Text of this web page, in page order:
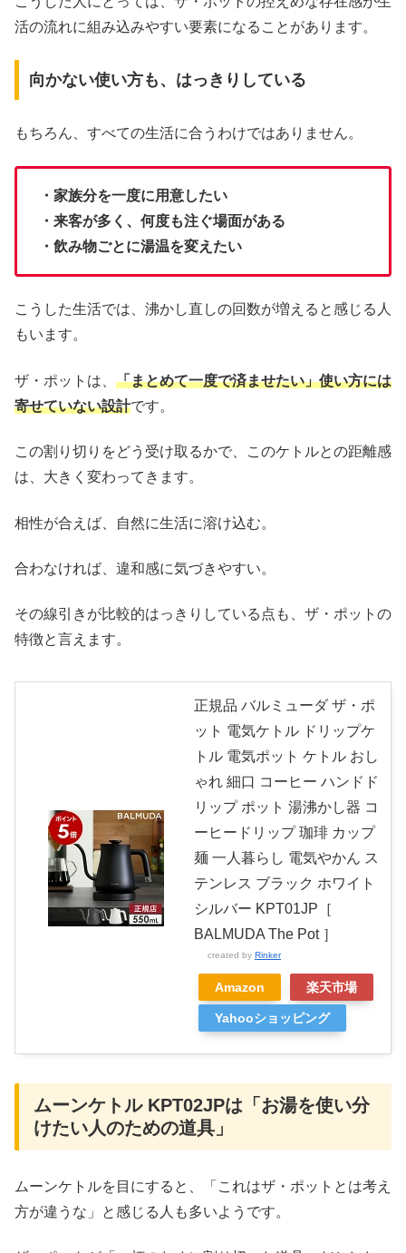
活の流れに組み込みやすい要素になることがあります。
向かない使い方も、はっきりしている
もちろん、すべての生活に合うわけではありません。
・家族分を一度に用意したい
・来客が多く、何度も注ぐ場面がある
・飲み物ごとに湯温を変えたい
こうした生活では、沸かし直しの回数が増えると感じる人
もいます。
ザ・ポットは、 「まとめて一度で済ませたい」使い方には
寄せていない設計です。
この割り切りをどう受け取るかで、このケトルとの距離感
は、大きく変わってきます。
相性が合えば、自然に生活に溶け込む。
合わなければ、違和感に気づきやすい。
その線引きが比較的はっきりしている点も、ザ・ポットの
特徴と言えます。
正規品 バルミューダ ザ・ポ
ット 電気ケトル ドリップケ
トル 電気ポット ケトル おし
ゃれ 細口 コーヒー ハンドド
リップ ポット 湯沸かし器 コ
ーヒードリップ 珈琲 カップ
麺 一人暮らし 電気やかん ス
テンレス ブラック ホワイト
シルバー KPT01JP［
BALMUDA The Pot ］
created by Rinker
Amazon 楽天市場
Yahooショッピング
ムーンケトル KPT02JPは「お湯を使い分
けたい人のための道具」
ムーンケトルを目にすると、「これはザ・ポットとは考え
方が違うな」と感じる人も多いようです。